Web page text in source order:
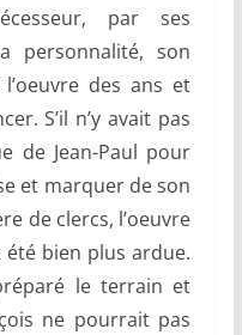
par ses
personnalité, son
des ans et
S’il n’y avait pas
de Jean-Paul pour
et marquer de son
de clercs, l’oeuvre
bien plus ardue.
le terrain et
ne pourrait pas